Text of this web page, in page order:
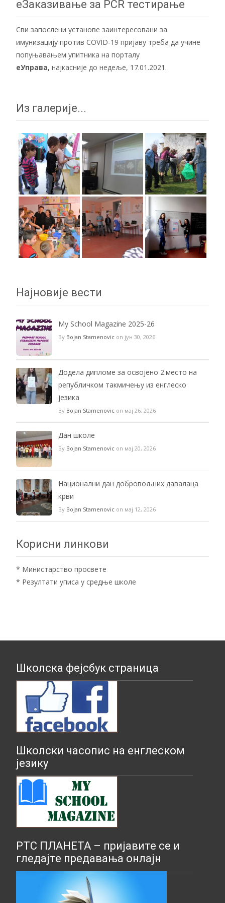
еЗаказивање за PCR тестирање
Сви запослени установе заинтересовани за
имунизацију против COVID-19 пријаву треба да учине
попуњавањем упитника на порталу
еУправа, најкасније до недеље, 17.01.2021.
Из галерије...
Најновије вести
My School Magazine 2025-26
By Bojan Stamenovic on јун 30, 2026
Додела дипломе за освојено 2.место на
републичком такмичењу из енглеско
језика
By Bojan Stamenovic on мај 26, 2026
Дан школе
By Bojan Stamenovic on мај 20, 2026
Национални дан добровољних давалаца
крви
By Bojan Stamenovic on мај 12, 2026
Корисни линкови
* Министарство просвете
* Резултати уписа у средње школе
Школска фејсбук страница
Школски часопис на енглеском
језику
РТС ПЛАНЕТА – пријавите се и
гледајте предавања онлајн